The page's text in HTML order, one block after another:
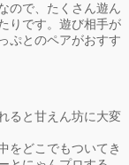
ので、たくさん遊ん
りです。遊び相手が
ぷとのペアがおすす
ると甘えん坊に大変
をどこでもついてき